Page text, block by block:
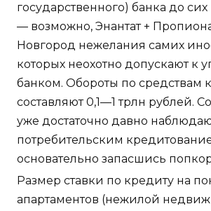
государственного) банка до
— возможно, Энантат +
Новгород нежелания самих
которых неохотно допускают к
банком. Обороты по средствам
составляют 0,1—1 трлн рублей.
уже достаточно давно
потребительским
основательно запасшись
Размер ставки по кредиту на
апартаментов (нежилой